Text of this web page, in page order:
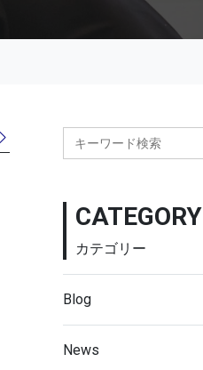
Search
for:
CATEGORY
カテゴリー
Blog
News